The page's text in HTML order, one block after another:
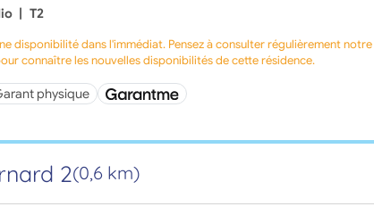
T2
disponibilité dans l'immédiat. Pensez à consulter régulièrement notre
connaître les nouvelles disponibilités de cette résidence.
physique
2(0,6 km)